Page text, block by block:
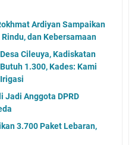
Ardiyan Sampaikan
dan Kebersamaan
Cileuya, Kadiskatan
1.300, Kades: Kami
Jadi Anggota DPRD
3.700 Paket Lebaran,